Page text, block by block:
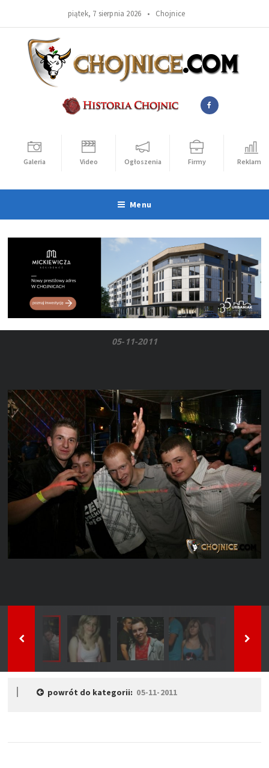
piątek, 7 sierpnia 2026 • Chojnice
Galeria Video Ogłoszenia Firmy Reklama
Menu
05-11-2011
powrót do kategorii: 05-11-2011